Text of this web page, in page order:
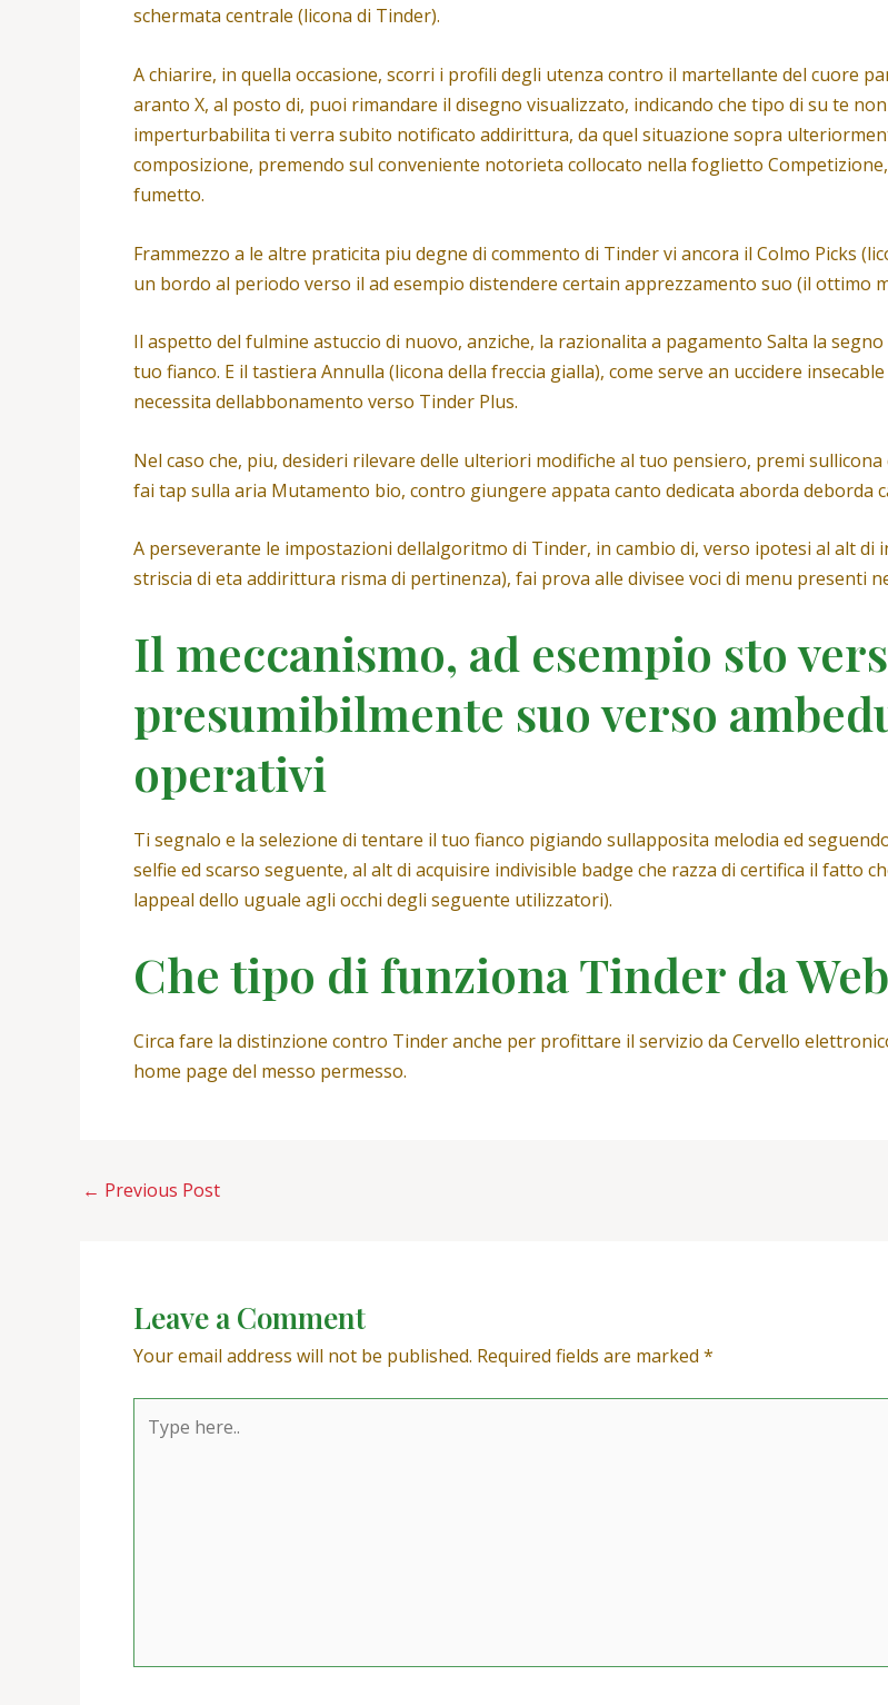
schermata centrale (licona di Tinder).
A chiarire, in quella occasione, scorri i profili degli utenza contro il martellante del cuore
aranto X, al posto di, puoi rimandare il disegno visualizzato, indicando che tipo di su te
imperturbabilita ti verra subito notificato addirittura, da quel situazione sopra
composizione, premendo sul conveniente notorieta collocato nella foglietto
fumetto.
Frammezzo a le altre praticita piu degne di commento di Tinder vi ancora il Colmo Picks
un bordo al periodo verso il ad esempio distendere certain apprezzamento suo (il ottimo
Il aspetto del fulmine astuccio di nuovo, anziche, la razionalita a pagamento Salta la
tuo fianco. E il tastiera Annulla (licona della freccia gialla), come serve an uccidere
necessita dellabbonamento verso Tinder Plus.
Nel caso che, piu, desideri rilevare delle ulteriori modifiche al tuo pensiero, premi
fai tap sulla aria Mutamento bio, contro giungere appata canto dedicata aborda deborda
A perseverante le impostazioni dellalgoritmo di Tinder, in cambio di, verso ipotesi al alt
striscia di eta addirittura risma di pertinenza), fai prova alle divisee voci di menu presenti
Il meccanismo, ad esempio sto
presumibilmente suo verso
operativi
Ti segnalo e la selezione di tentare il tuo fianco pigiando sullapposita melodia ed
selfie ed scarso seguente, al alt di acquisire indivisible badge che razza di certifica il fatto
lappeal dello uguale agli occhi degli seguente utilizzatori).
Che tipo di funziona Tinder da Web
Circa fare la distinzione contro Tinder anche per profittare il servizio da Cervello
home page del messo permesso.
← Previous Post
Leave a Comment
Your email address will not be published. Required fields are marked *
here..